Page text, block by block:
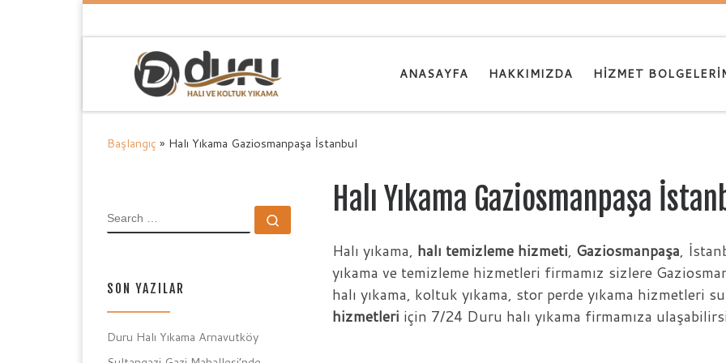
ANASAYFA HAKKIMIZDA HIZMET
Başlangıç » Halı Yıkama Gaziosmanpaşa İstanbul
Halı Yıkama Gaziosmanpaşa
Halı yıkama, halı temizleme hizmeti, Gaziosmanpaşa,
yıkama ve temizleme hizmetleri firmamız sizlere
halı yıkama, koltuk yıkama, stor perde yıkama hizmetleri
hizmetleri için 7/24 Duru halı yıkama firmamıza
SEARCH
SON YAZILAR
Duru Halı Yıkama Arnavutköy